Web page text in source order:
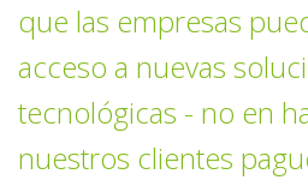
que las empresas
acceso a nuevas
tecnológicas - no en
nuestros clientes